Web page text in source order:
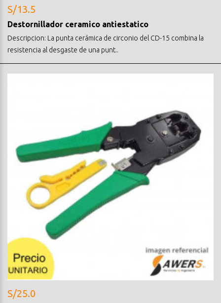
S/13.5
Destornillador ceramico antiestatico
Descripcion: La punta cerámica de circonio del CD-15 combina la
resistencia al desgaste de una punt..
S/25.0